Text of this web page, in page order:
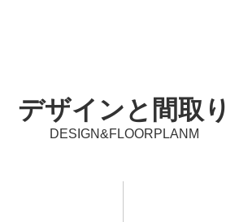
デザインと間取り
DESIGN&FLOORPLANM